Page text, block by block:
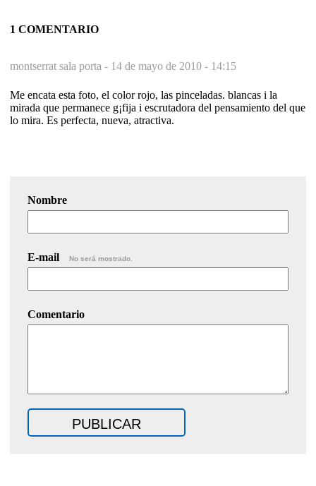
1 COMENTARIO
montserrat sala porta - 14 de mayo de 2010 - 14:15
Me encata esta foto, el color rojo, las pinceladas. blancas i la
mirada que permanece g¡fija i escrutadora del pensamiento del que
lo mira. Es perfecta, nueva, atractiva.
Nombre
E-mail No será mostrado.
Comentario